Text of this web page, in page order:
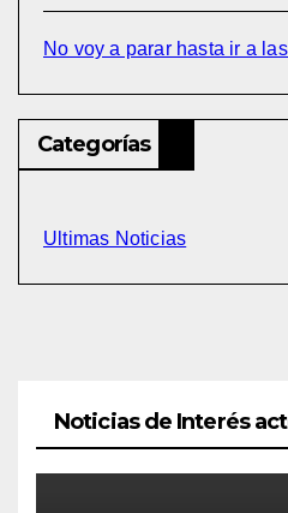
No voy a parar hasta ir a
Categorías
Ultimas Noticias
Noticias de Interés